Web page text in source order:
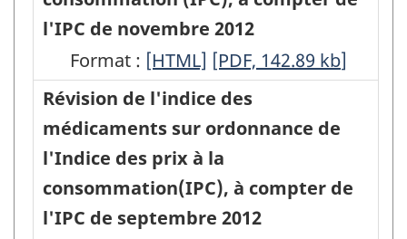
détail
par
produits
dans
la
publication
mensuelle
la
réparation
de
véhicule
de
tourisme
de
l'Indice
consommation
:
mise
à
jour
du
panier
et
consommation
:
mise
à
jour
du
panier
et
l'IPC de novembre 2012
Format : Révision
à
la
méthodologie
de
la
[HTML] Révision
à
la
méthodologie
de
la
[PDF, 142.89 kb]
Révision de l'indice des
médicaments sur ordonnance de
l'Indice des prix à la
consommation(IPC), à compter de
l'IPC de septembre 2012